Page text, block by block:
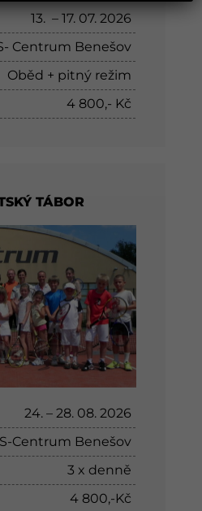
13. – 17. 07. 2026
Centrum Benešov
Oběd + pitný režim
4 800,- Kč
TÁBOR
24. – 28. 08. 2026
S-Centrum Benešov
3 x denně
4 800,-Kč